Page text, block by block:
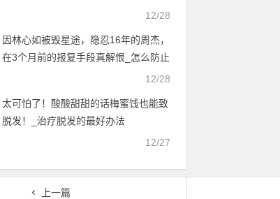
12/28
因林心如被毁星途，隐忍16年的周杰，
在3个月前的报复手段真解恨_怎么防止
12/28
太可怕了！酸酸甜甜的话梅蜜饯也能致
脱发！_治疗脱发的最好办法
12/27
上一篇